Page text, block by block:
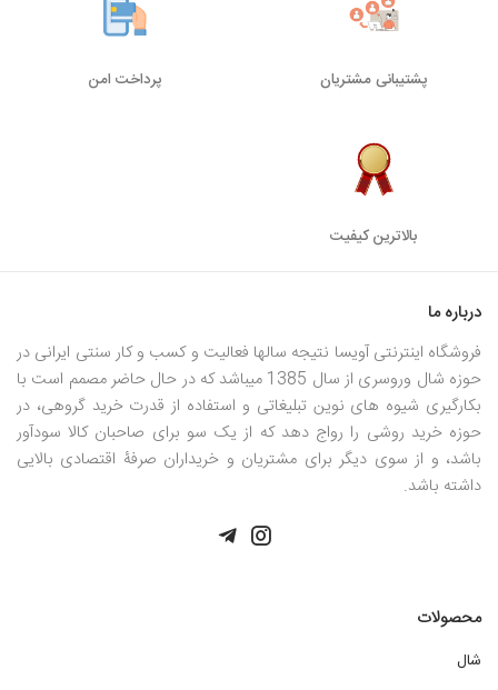
پشتیبانی مشتریان پرداخت امن
بالاترین کیفیت
درباره ما
فروشگاه اینترنتی آویسا نتیجه سالها فعالیت و کسب و کار سنتی ایرانی در
حوزه شال وروسری از سال 1385 میباشد که در حال حاضر مصمم است با
بکارگیری شیوه های نوین تبلیغاتی و استفاده از قدرت خرید گروهی، در
حوزه خرید روشی را رواج دهد که از یک سو برای صاحبان کالا سودآور
باشد، و از سوی دیگر برای مشتریان و خریداران صرفۀ اقتصادی بالایی
داشته باشد.
محصولات
شال